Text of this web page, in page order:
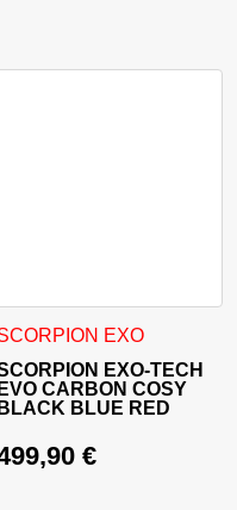
lahko izberete na
EXO
EXO-TECH
EVO CARBON COSY
BLACK BLUE RED
€
izdelek ima več različic.